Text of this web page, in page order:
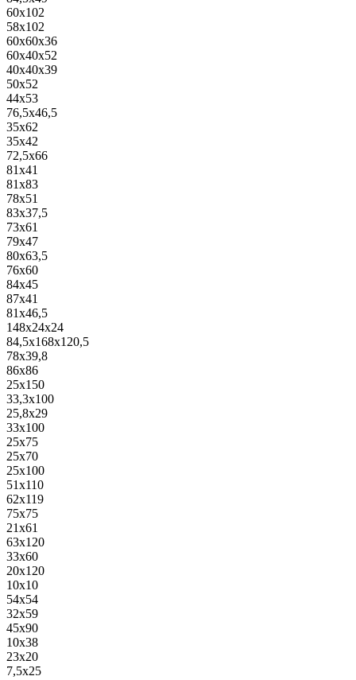
60x102
58x102
60x60x36
60x40x52
40x40x39
50x52
44x53
76,5x46,5
35x62
35x42
72,5x66
81x41
81x83
78x51
83x37,5
73x61
79x47
80x63,5
76x60
84x45
87x41
81x46,5
148x24x24
84,5x168x120,5
78x39,8
86x86
25x150
33,3x100
25,8x29
33x100
25x75
25x70
25x100
51x110
62x119
75x75
21x61
63x120
33x60
20x120
10x10
54x54
32x59
45x90
10x38
23x20
7,5x25